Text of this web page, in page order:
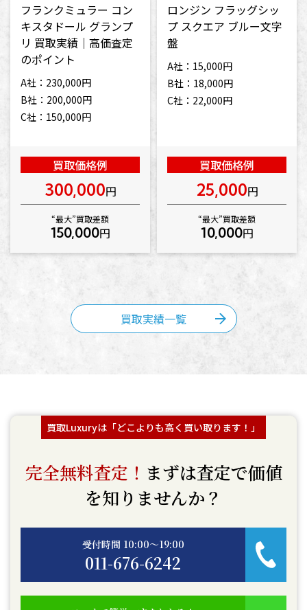
フランクミュラー コン
キスタドール グランプ
リ 買取実績｜高価査定
のポイント
A社：230,000円
B社：200,000円
C社：150,000円
買取価格例
300,000円
“最大”買取差額
150,000円
ロンジン フラッグシッ
プ スクエア ブルー文字
盤
A社：15,000円
B社：18,000円
C社：22,000円
買取価格例
25,000円
“最大”買取差額
10,000円
買取実績一覧
買取Luxuryは「どこよりも高く買い取ります！」
完全無料査定！ まずは査定で価値
を知りませんか？
受付時間 10:00〜19:00
011-676-6242